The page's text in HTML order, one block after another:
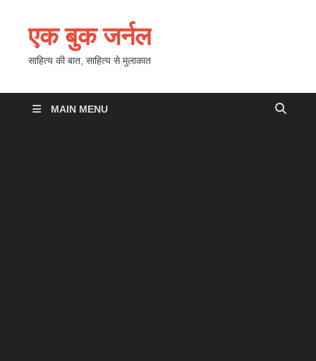
एक बुक जर्नल
साहित्य की बात, साहित्य से मुलाकात
MAIN MENU